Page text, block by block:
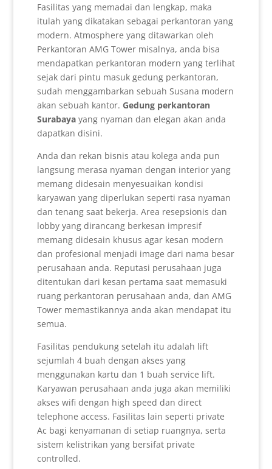
Fasilitas yang memadai dan lengkap, maka
itulah yang dikatakan sebagai perkantoran yang
modern. Atmosphere yang ditawarkan oleh
Perkantoran AMG Tower misalnya, anda bisa
mendapatkan perkantoran modern yang terlihat
sejak dari pintu masuk gedung perkantoran,
sudah menggambarkan sebuah Susana modern
akan sebuah kantor. Gedung perkantoran
Surabaya yang nyaman dan elegan akan anda
dapatkan disini.
Anda dan rekan bisnis atau kolega anda pun
langsung merasa nyaman dengan interior yang
memang didesain menyesuaikan kondisi
karyawan yang diperlukan seperti rasa nyaman
dan tenang saat bekerja. Area resepsionis dan
lobby yang dirancang berkesan impresif
memang didesain khusus agar kesan modern
dan profesional menjadi image dari nama besar
perusahaan anda. Reputasi perusahaan juga
ditentukan dari kesan pertama saat memasuki
ruang perkantoran perusahaan anda, dan AMG
Tower memastikannya anda akan mendapat itu
semua.
Fasilitas pendukung setelah itu adalah lift
sejumlah 4 buah dengan akses yang
menggunakan kartu dan 1 buah service lift.
Karyawan perusahaan anda juga akan memiliki
akses wifi dengan high speed dan direct
telephone access. Fasilitas lain seperti private
Ac bagi kenyamanan di setiap ruangnya, serta
sistem kelistrikan yang bersifat private
controlled.